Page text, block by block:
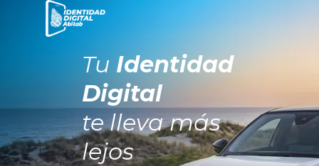
Tu Identidad
Digital
te lleva más
lejos